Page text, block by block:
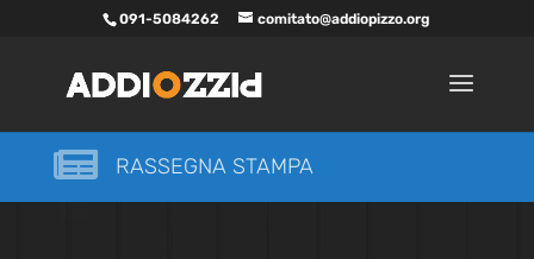
091-5084262 comitato@addiopizzo.org
 RASSEGNA STAMPA